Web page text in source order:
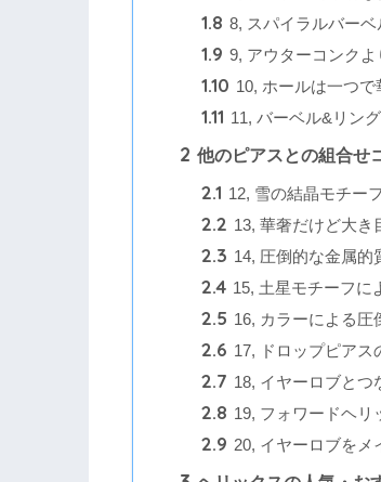
1.8 8, スパイラルバー
1.9 9, アウターコンク
1.10 10, ホールは一つで
1.11 11, バーベル&リン
2 他のピアスとの組合せ
2.1 12, 雪の結晶モチー
2.2 13, 華奢だけど大き
2.3 14, 圧倒的な金属的
2.4 15, 土星モチーフに
2.5 16, カラーによる圧
2.6 17, ドロップピアス
2.7 18, イヤーロブとつ
2.8 19, フォワードヘリ
2.9 20, イヤーロブをメ